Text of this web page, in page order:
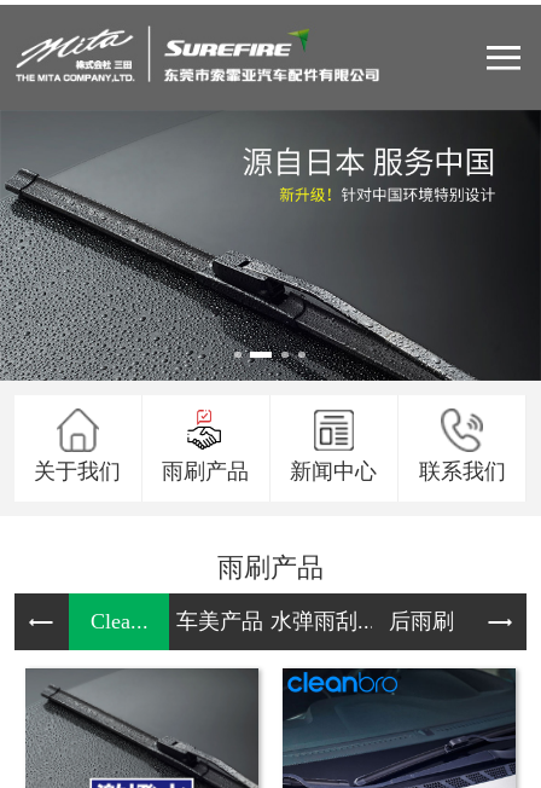
关于我们 雨刷产品 新闻中心 联系我们
雨刷产品
Clea... 车美产品 水弹雨刮... 后雨刷 雪